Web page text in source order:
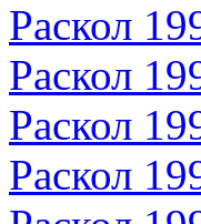
Раскол
Раскол
Раскол
Раскол